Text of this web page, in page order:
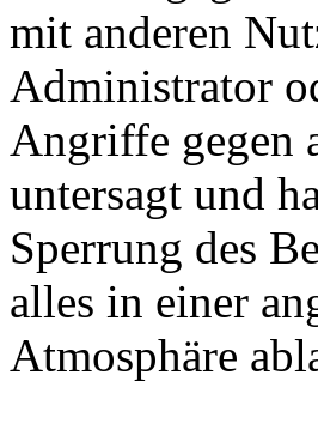
mit anderen
Administrator
Angriffe gegen
untersagt und
Sperrung des
alles in einer
Atmosphäre